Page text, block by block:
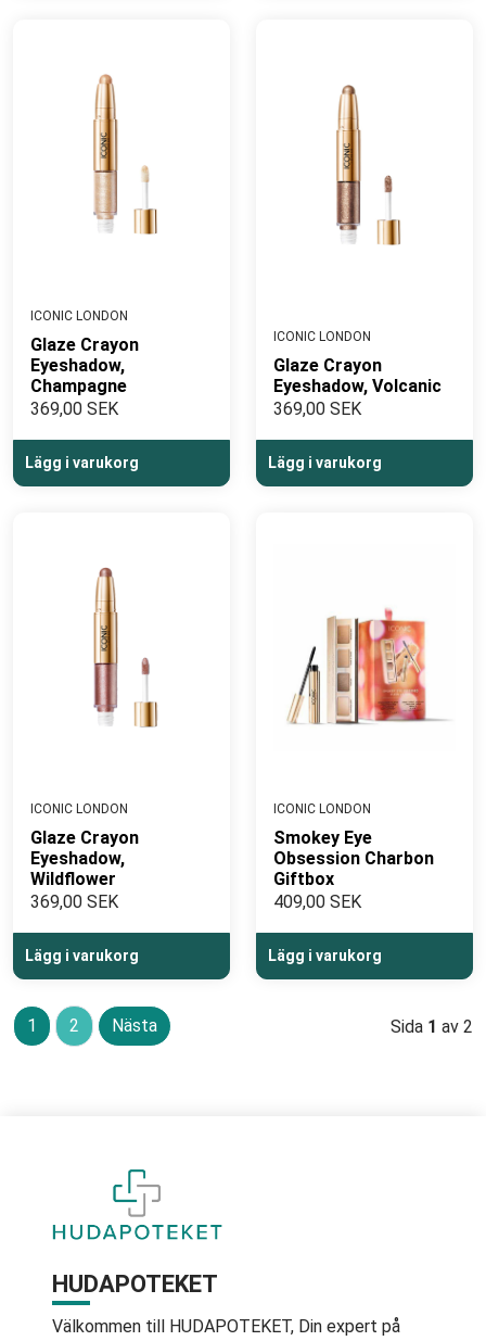
ICONIC LONDON
Glaze Crayon
Eyeshadow,
Champagne
369,00 SEK
Lägg i varukorg
ICONIC LONDON
Glaze Crayon
Eyeshadow, Volcanic
369,00 SEK
Lägg i varukorg
ICONIC LONDON
Glaze Crayon
Eyeshadow,
Wildflower
369,00 SEK
Lägg i varukorg
ICONIC LONDON
Smokey Eye
Obsession Charbon
Giftbox
409,00 SEK
Lägg i varukorg
1 2 Nästa Sida 1 av 2
HUDAPOTEKET
Välkommen till HUDAPOTEKET, Din expert på